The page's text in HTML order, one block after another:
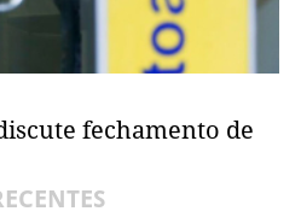
fechamento de